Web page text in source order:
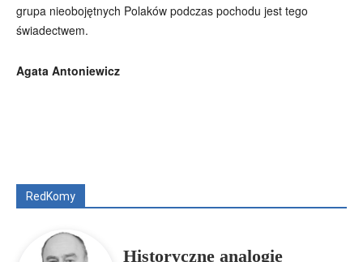
grupa nieobojętnych Polaków podczas pochodu jest tego
świadectwem.
Agata Antoniewicz
RedKomy
Historyczne analogie